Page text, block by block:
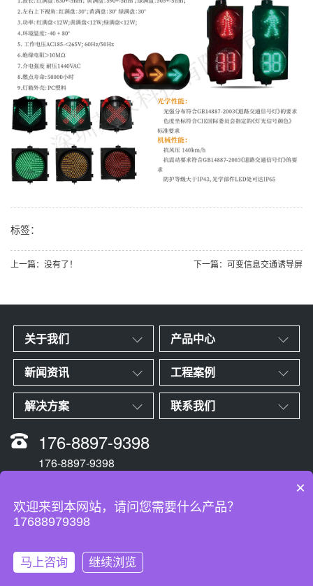
标签：
上一篇：没有了！ 下一篇：可变信息交通诱导屏
关于我们 产品中心
新闻资讯 工程案例
解决方案 联系我们
176-8897-9398
176-8897-9398
Copyright © 苏米科技 All Rights Reserved.
×
欢迎来到本网站，请问您需要什么产品？
17688979398
马上咨询 继续浏览